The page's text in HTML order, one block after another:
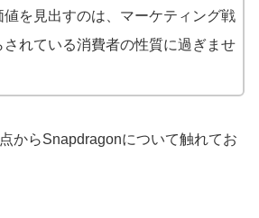
値を見出すのは、マーケティング戦
されている消費者の性質に過ぎませ
からSnapdragonについて触れてお